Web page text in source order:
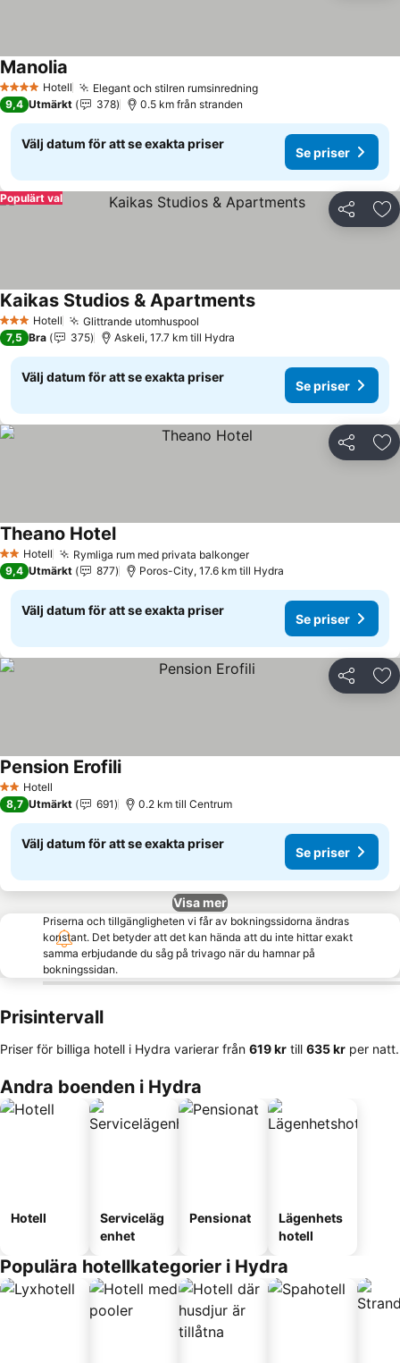
4 StjärnorHotell Elegant och stilren rumsinredningSe priser
Manolia
9,4 Utmärkt 378 0.5 km från stranden
Välj datum för att se exakta priser
Se priser
Dela
Populärt val
3 StjärnorHotell Glittrande utomhuspool
Kaikas Studios & ApartmentsSe priser
7,5 Bra 375 Askeli, 17.7 km till Hydra
Välj datum för att se exakta priser
Se priser
Dela
2 Stjärnor
Hotell Rymliga rum med privata balkongerSe priser
Theano HotelSe priser
9,4 Utmärkt 877 Poros-City, 17.6 km till Hydra
Välj datum för att se exakta priser
Se priser
Dela
2 Stjärnor
Hotell
Pension ErofiliSe priser
8,7 Utmärkt 691 0.2 km till Centrum
Välj datum för att se exakta priser
Se priser
Visa mer
Priserna och tillgängligheten vi får av bokningssidorna ändras
konstant. Det betyder att det kan hända att du inte hittar exakt
samma erbjudande du såg på trivago när du hamnar på
bokningssidan.
Prisintervall
Priser för billiga hotell i Hydra varierar från ‎619 kr till ‎635 kr per natt.
Andra boenden i Hydra
Hotell
Serviceläg
enhet
Pensionat
Lägenhets
hotell
Populära hotellkategorier i Hydra